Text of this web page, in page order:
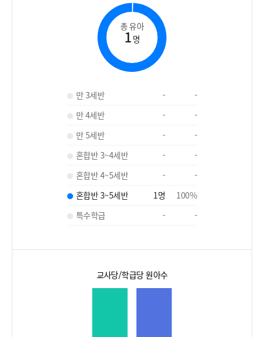
총 유아
1명
만 3세반 -
-
만 4세반
-
-
만 5세반
-
-
혼합반 3~4세반
-
-
혼합반 4~5세반
-
-
혼합반 3~5세반
1명 100%
특수학급
- -
교사당/학급당 원아수